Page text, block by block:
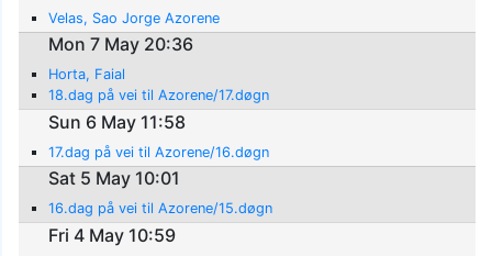
Velas, Sao Jorge Azorene
Mon 7 May 20:36
Horta, Faial
18.dag på vei til Azorene/17.døgn
Sun 6 May 11:58
17.dag på vei til Azorene/16.døgn
Sat 5 May 10:01
16.dag på vei til Azorene/15.døgn
Fri 4 May 10:59